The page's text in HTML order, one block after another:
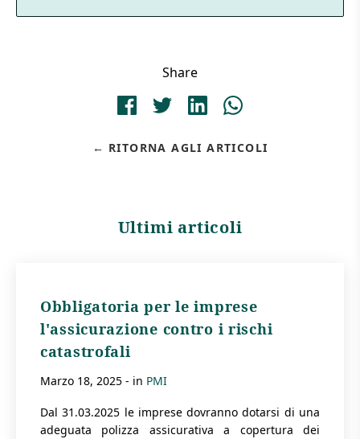
Share
RITORNA AGLI ARTICOLI
Ultimi articoli
Obbligatoria per le imprese
l'assicurazione contro i rischi
catastrofali
marzo 18, 2025 - in PMI
Dal 31.03.2025 le imprese dovranno dotarsi di una
adeguata polizza assicurativa a copertura dei